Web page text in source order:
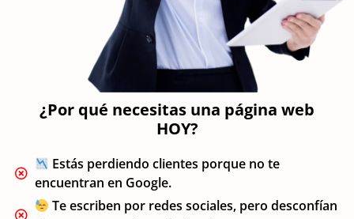
¿Por qué necesitas una página web
HOY?
Estás perdiendo clientes porque no te
encuentran en Google.
Te escriben por redes sociales, pero desconfían